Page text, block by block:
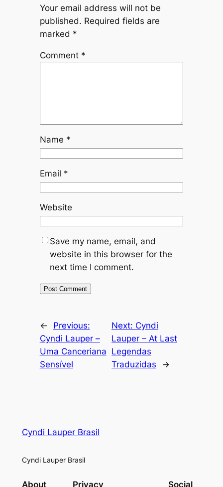
Your email address will not be
published. Required fields are
marked *
Comment *
Name *
Email *
Website
Save my name, email, and
website in this browser for the
next time I comment.
←
Previous:
Cyndi Lauper –
Uma Canceriana
Sensível
Next: Cyndi
Lauper – At Last
Legendas
Traduzidas
→
Cyndi Lauper Brasil
Cyndi Lauper Brasil
About Privacy Social